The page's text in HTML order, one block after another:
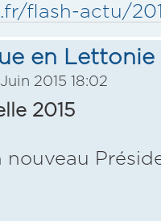
flash-actu/
en Lettonie
2015 18:02
2015
nouveau